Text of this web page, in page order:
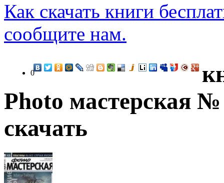
Как скачать книги
сообщите нам.
0
Photo мастерская №
скачать